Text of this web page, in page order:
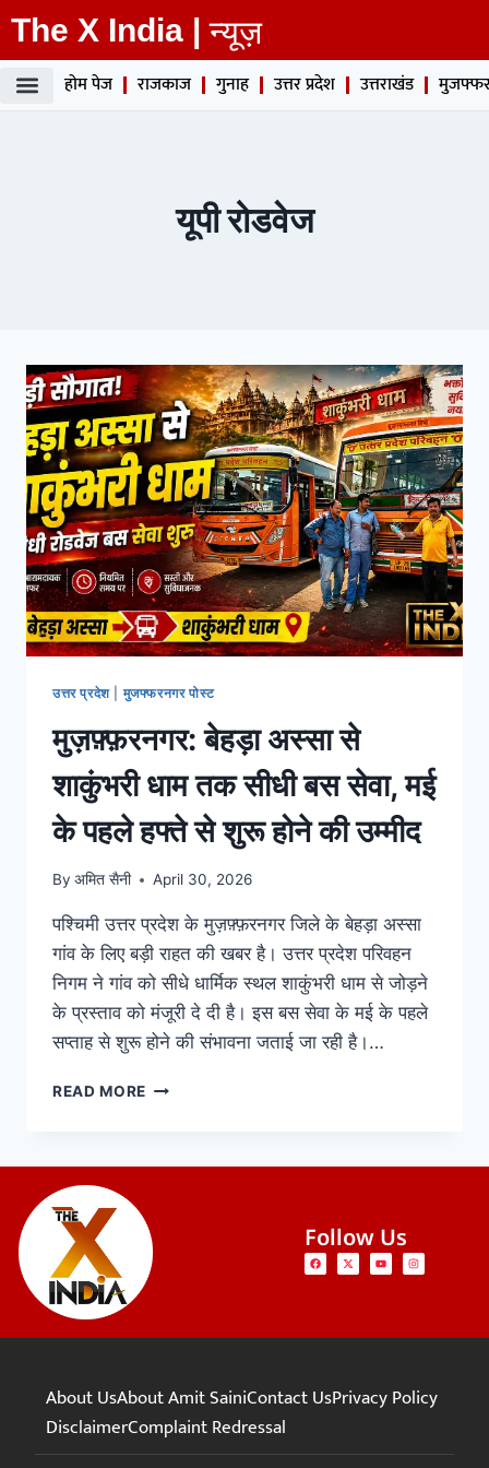
The X India | न्यूज़
होम पेज राजकाज गुनाह उत्तर प्रदेश उत्तराखंड
यूपी रोडवेज
उत्तर प्रदेश| मुजफ्फरनगर पोस्ट
मुज़फ़्फ़रनगर: बेहड़ा अस्सा से
शाकुंभरी धाम तक सीधी बस सेवा, मई
के पहले हफ्ते से शुरू होने की उम्मीद
By अमित सैनी April 30, 2026
पश्चिमी उत्तर प्रदेश के मुज़फ़्फ़रनगर जिले के बेहड़ा अस्सा
गांव के लिए बड़ी राहत की खबर है। उत्तर प्रदेश परिवहन
निगम ने गांव को सीधे धार्मिक स्थल शाकुंभरी धाम से जोड़ने
के प्रस्ताव को मंजूरी दे दी है। इस बस सेवा के मई के पहले
सप्ताह से शुरू होने की संभावना जताई जा रही है।…
READ MORE
Follow Us
About UsAbout Amit SainiContact UsPrivacy Policy
DisclaimerComplaint Redressal